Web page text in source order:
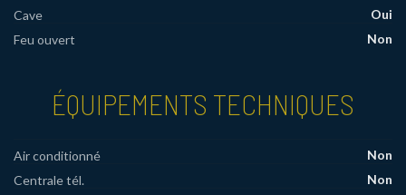
Cave
Oui
Feu ouvert
Non
ÉQUIPEMENTS TECHNIQUES
Air conditionné
Non
Centrale tél.
Non